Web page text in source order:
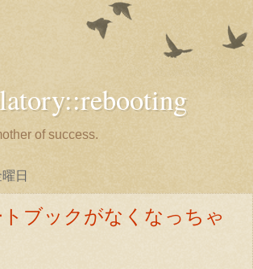
of success.
日
トブックがなくなっちゃ